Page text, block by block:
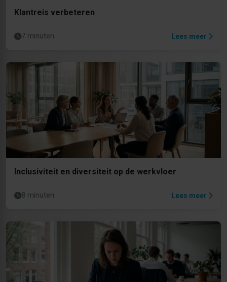
Klantreis verbeteren
7 minuten Lees meer
Inclusiviteit en diversiteit op de werkvloer
8 minuten Lees meer